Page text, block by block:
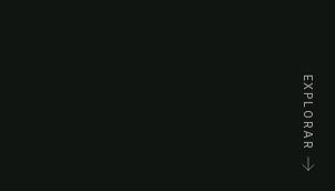
EXPLORAR